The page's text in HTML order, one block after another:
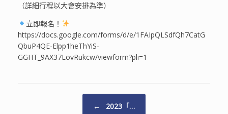
（詳細行程以大會安排為準）
立即報名！
https://docs.google.com/forms/d/e/1FAIpQLSdfQh7CatG
QbuP4QE-Elpp1heThYiS-
GGHT_9AX37LovRukcw/viewform?pli=1
Post navigation
← 2023「…